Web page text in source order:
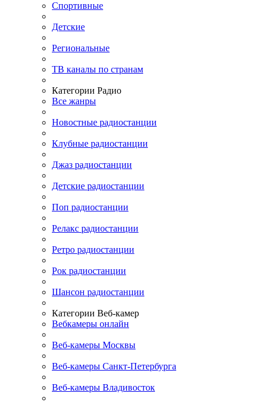
Спортивные
Детские
Региональные
ТВ каналы по странам
Категории Радио
Все жанры
Новостные радиостанции
Клубные радиостанции
Джаз радиостанции
Детские радиостанции
Поп радиостанции
Релакс радиостанции
Ретро радиостанции
Рок радиостанции
Шансон радиостанции
Категории Веб-камер
Вебкамеры онлайн
Веб-камеры Москвы
Веб-камеры Санкт-Петербурга
Веб-камеры Владивосток